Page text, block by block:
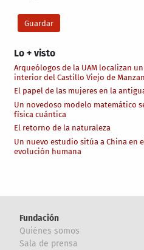
Lo + visto
Arqueólogos de la UAM localizan
interior del Castillo Viejo de
El papel de las mujeres en la
Un novedoso modelo matemático
física cuántica
El retorno de la naturaleza
Un nuevo estudio sitúa a China en
evolución humana
Fundación
Quiénes somos
Sala de prensa